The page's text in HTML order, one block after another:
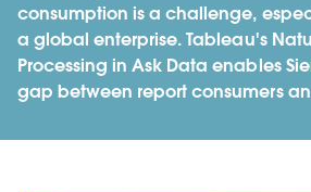
consumption is a challenge,
a global enterprise. Tableau's
Processing in Ask Data enables
gap between report consumers